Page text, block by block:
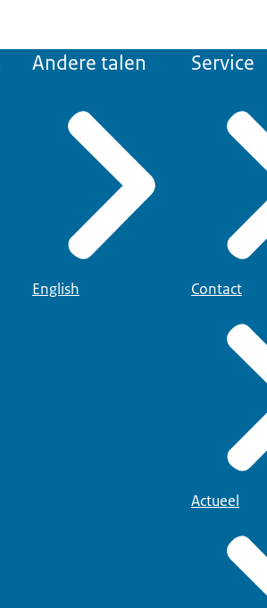
Andere talen
English
Service
Contact
Actueel